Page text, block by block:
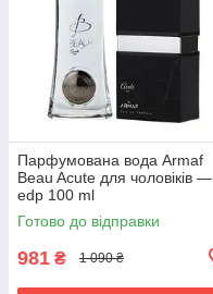
Парфумована вода Armaf
Beau Acute для чоловіків —
edp 100 ml
Готово до відправки
981 ₴ 1 090 ₴